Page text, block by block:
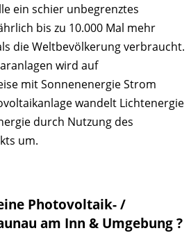
ein schier unbegrenztes
bis zu 10.000 Mal mehr
die Weltbevölkerung verbraucht.
wird auf
mit Sonnenenergie Strom
wandelt Lichtenergie
durch Nutzung des
um.
Photovoltaik- /
am Inn & Umgebung ?